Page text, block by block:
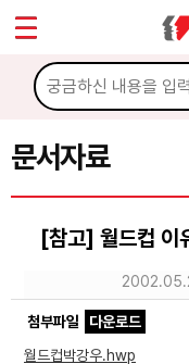
문서자료
[참고] 월드컵 이
첨부파일
다운로드
월드컵박강우.hwp
마이페이지
소개
소식
문서자료